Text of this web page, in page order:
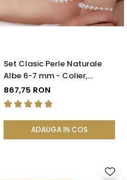
Set Clasic Perle Naturale
Albe 6-7 mm - Colier,
Brățară și Cercei, Argint 925
| KASKADDA®
867,75 RON
ADAUGA IN COS